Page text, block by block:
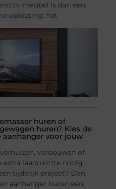
tv-meubel is dan een
oplossing: het
huren of
huren? Kies de
aanhanger voor jouw
verbouwen of
extra laadruimte nodig
tijdelijk project? Dan
aanhanger huren een